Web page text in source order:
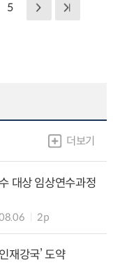
5
더보기
대상 임상연수과정
2p
재강국’ 도약